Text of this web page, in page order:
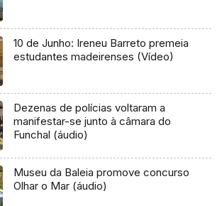
10 de Junho: Ireneu Barreto premeia
estudantes madeirenses (Vídeo)
Dezenas de polícias voltaram a
manifestar-se junto à câmara do
Funchal (áudio)
Museu da Baleia promove concurso
Olhar o Mar (áudio)